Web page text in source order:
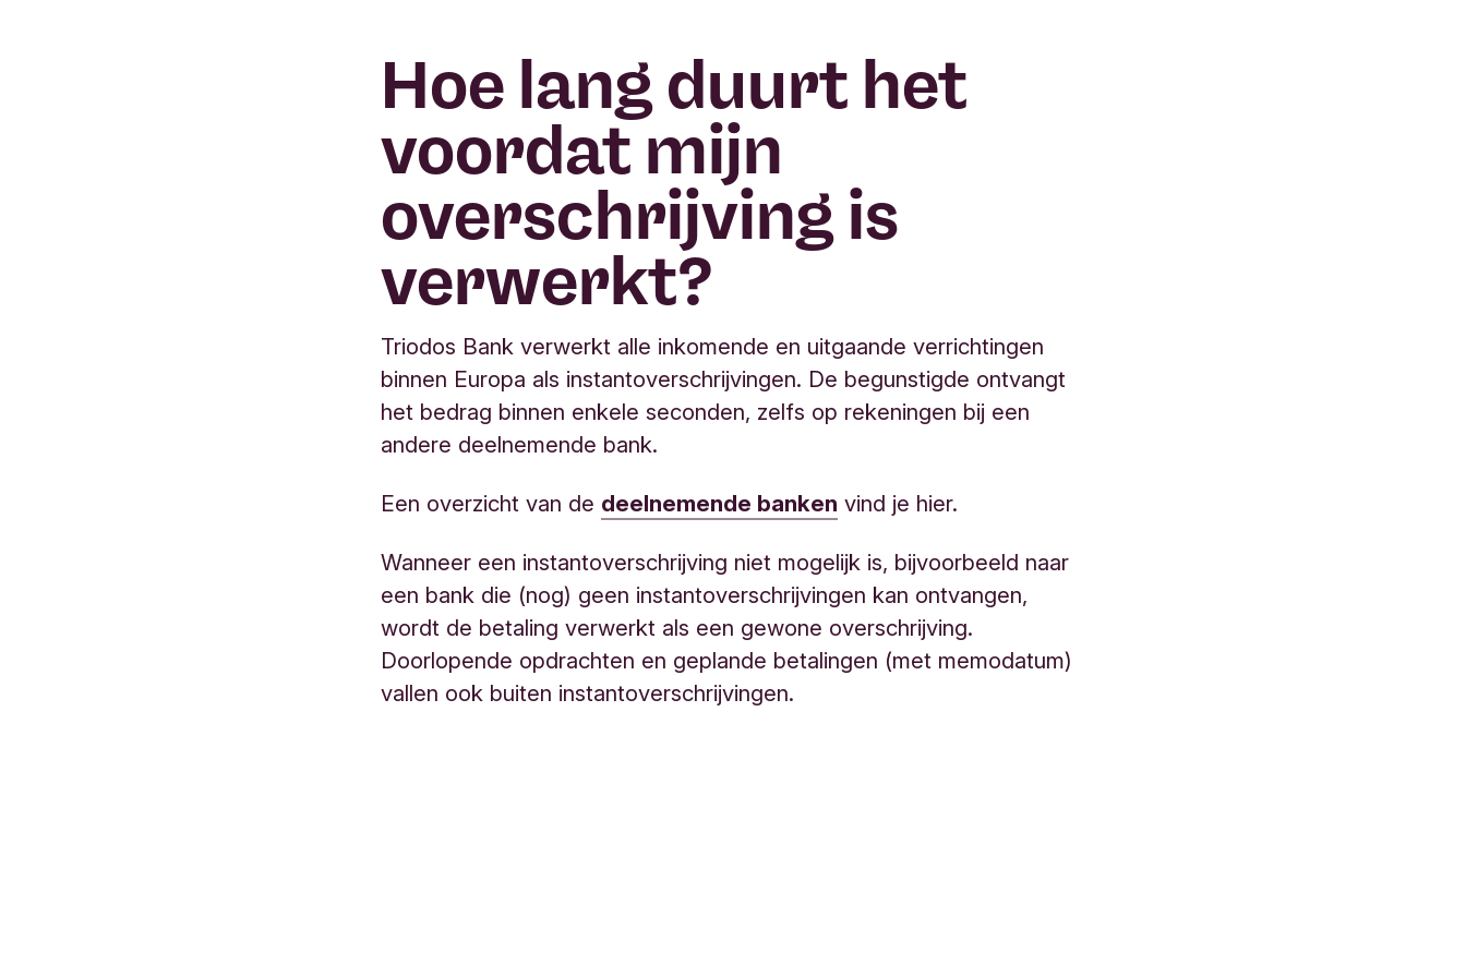
Hoe lang duurt het
voordat mijn
overschrijving is
verwerkt?
Triodos Bank verwerkt alle inkomende en uitgaande verrichtingen
binnen Europa als instantoverschrijvingen. De begunstigde ontvangt
het bedrag binnen enkele seconden, zelfs op rekeningen bij een
andere deelnemende bank.
Een overzicht van de deelnemende banken vind je hier.
Wanneer een instantoverschrijving niet mogelijk is, bijvoorbeeld naar
een bank die (nog) geen instantoverschrijvingen kan ontvangen,
wordt de betaling verwerkt als een gewone overschrijving.
Doorlopende opdrachten en geplande betalingen (met memodatum)
vallen ook buiten instantoverschrijvingen.